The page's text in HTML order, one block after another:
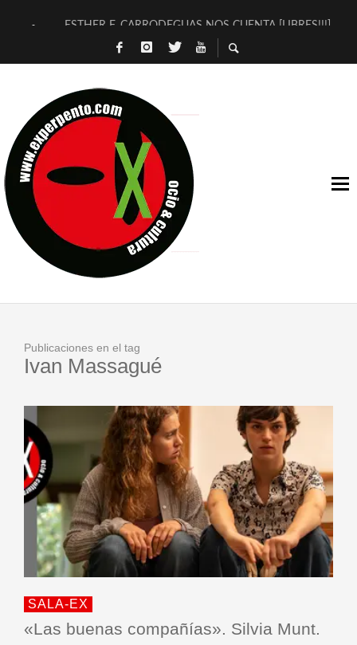
ESTHER F. CARRODEGUAS NOS CUENTA [LIBRES!!!]
[TERRA DE GUAPES] DE SANDRA MONFORT
TIMBRE 4, LA ESCUELA DEL DIRECTOR TEATRAL CLAUDIO
30 AÑOS (NO ES NADA) DE LA KATARSIS DEL TOMATAZO
MILITARES JUDÍAS EN #EXVITA
D’BALDOMEROS REINVENTAN [BITÁCORA 3.0] EN EXVITA
MARSHALL FLASH PRESENTA EN EXVITA [RELATIVA
JOFRE BARDAGÍ EN EXVITA INTERPRETANDO A SERRAT
Publicaciones en el tag
Ivan Massagué
SALA-EX
«Las buenas compañías». Silvia Munt.